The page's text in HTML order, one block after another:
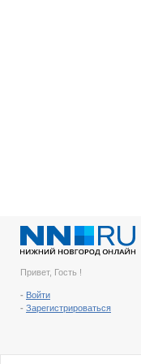
Привет, Гость !
- Войти
- Зарегистрироваться